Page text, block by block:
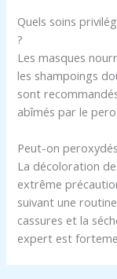
Quels soins
?
Les masques
les shampoings
sont
abîmés par le
Peut-on
La décoloration
extrême
suivant une
cassures et la
expert est